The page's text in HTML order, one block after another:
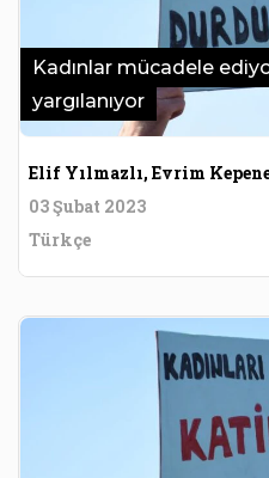
Kadınlar mücadele
yargılanıyor
Elif Yılmazlı, Evrim
03 Şubat 2023
Türkçe